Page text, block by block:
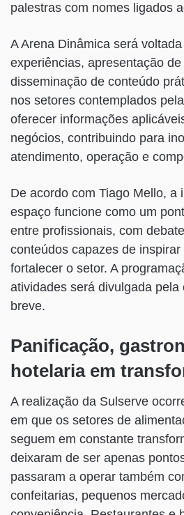
palestras com nomes ligados
A Arena Dinâmica será
experiências, apresentação
disseminação de conteúdo
nos setores contemplados
oferecer informações
negócios, contribuindo para
atendimento, operação e
De acordo com Tiago Mello, a
espaço funcione como um
entre profissionais, com
conteúdos capazes de
fortalecer o setor. A
atividades será divulgada pela
breve.
Panificação,
hotelaria em
A realização da Sulserve
em que os setores de
seguem em constante
deixaram de ser apenas
passaram a operar também
confeitarias, pequenos